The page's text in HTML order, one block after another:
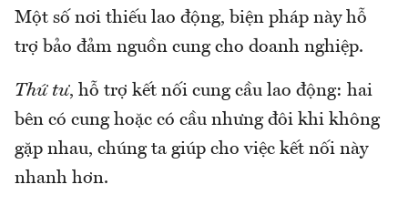
Một số nơi thiếu lao động, biện pháp này hỗ
trợ bảo đảm nguồn cung cho doanh nghiệp.
Thứ tư, hỗ trợ kết nối cung cầu lao động: hai
bên có cung hoặc có cầu nhưng đôi khi không
gặp nhau, chúng ta giúp cho việc kết nối này
nhanh hơn.